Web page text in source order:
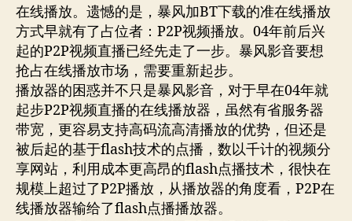
在线播放。遗憾的是，暴风加BT下载的准在线播放
方式早就有了占位者：P2P视频播放。04年前后兴
起的P2P视频直播已经先走了一步。暴风影音要想
抢占在线播放市场，需要重新起步。
播放器的困惑并不只是暴风影音，对于早在04年就
起步P2P视频直播的在线播放器，虽然有省服务器
带宽，更容易支持高码流高清播放的优势，但还是
被后起的基于flash技术的点播，数以千计的视频分
享网站，利用成本更高昂的flash点播技术，很快在
规模上超过了P2P播放，从播放器的角度看，P2P在
线播放器输给了flash点播播放器。